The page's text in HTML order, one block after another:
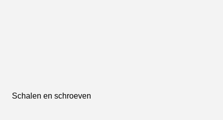
Schalen en schroeven